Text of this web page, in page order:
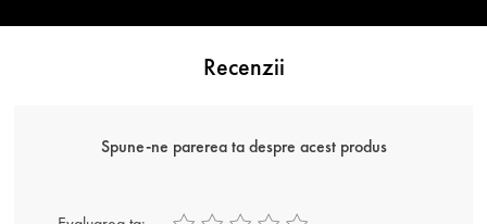
Recenzii
Spune-ne parerea ta despre acest produs